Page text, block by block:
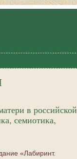
в российской
семиотика,
«Лабиринт.